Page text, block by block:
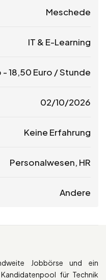
Meschede
IT & E-Learning
-18,50 Euro / Stunde
02/10/2026
Keine Erfahrung
Personalwesen, HR
Andere
Jobbörse und ein
für Technik